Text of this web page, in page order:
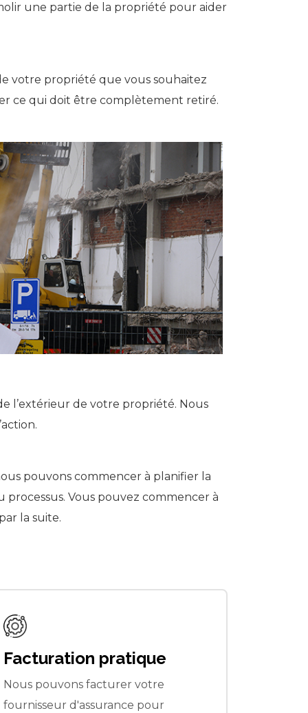
une partie de la propriété pour aider
votre propriété que vous souhaitez
ce qui doit être complètement retiré.
l’extérieur de votre propriété. Nous
pouvons commencer à planifier la
Vous pouvez commencer à
la suite.
Réponse rapide
Les besoins de restauration ne
peuvent pas toujours attendre. Nous